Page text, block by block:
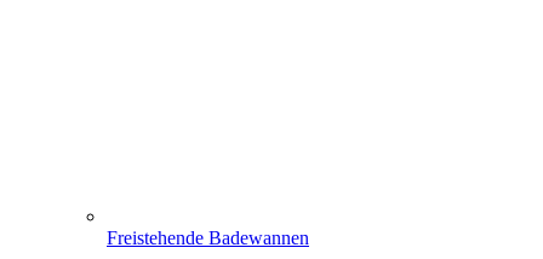
Freistehende Badewannen